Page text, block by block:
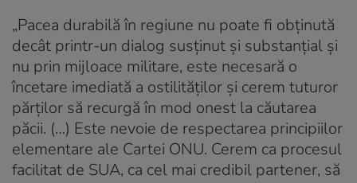
„Pacea durabilă în regiune nu poate fi obţinută
decât printr-un dialog susţinut şi substanţial şi
nu prin mijloace militare, este necesară o
încetare imediată a ostilităţilor şi cerem tuturor
părţilor să recurgă în mod onest la căutarea
păcii. (…) Este nevoie de respectarea principiilor
elementare ale Cartei ONU. Cerem ca procesul
facilitat de SUA, ca cel mai credibil partener, să